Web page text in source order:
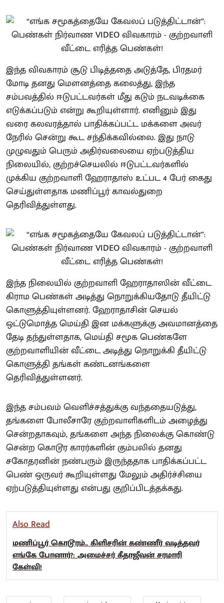
இந்த விவகாரம் சூடு பிடித்ததை அடுத்தே, பிரதமர்
மோடி தனது மெளனத்தை கலைத்து, இந்த
சம்பவத்தில் ஈடுபட்டவர்கள் மீது கடும் நடவடிக்கை
எடுக்கப்படும் என்று கூறியுள்ளார். எனினும் இது
வரை கலவரத்தால் பாதிக்கப்பட்ட மக்களை அவர்
நேரில் சென்று கூட சந்திக்கவில்லை. இது நாடு
முழுவதும் பெரும் அதிர்வலையை ஏற்படுத்திய
நிலையில், குற்றச்செயலில் ஈடுபட்டவர்களில்
முக்கிய குற்றவாளி ஹேராதாஸ் உட்பட 4 பேர் கைது
செய்துள்ளதாக மணிப்பூர் காவல்துறை
தெரிவித்துள்ளது.
இந்த நிலையில் குற்றவாளி ஹேராதாஸின் வீட்டை
கிராம பெண்கள் அடித்து நொறுக்கியதோடு தீயிட்டு
கொளுத்தியுள்ளனர். ஹேராதாசின் செயல்
ஒட்டுமொத்த மெய்தி இன மக்களுக்கு அவமானத்தை
தேடி தந்துள்ளதாக, மெய்தி சமூக பெண்களே
குற்றவாளியின் வீட்டை அடித்து நொறுக்கி தீயிட்டு
கொளுத்தி தங்கள் கண்டனங்களை
தெரிவித்துள்ளனர்.
இந்த சம்பவம் வெளிச்சத்துக்கு வந்ததையடுத்து,
தங்களை போலீசாரே குற்றவாளிகளிடம் அழைத்து
சென்றதாகவும், தங்களை அந்த நிலைக்கு கொண்டு
சென்ற கொடூர காரர்களின் கும்பலில் தனது
சகோதரனின் நண்பரும் இருந்ததாக பாதிக்கப்பட்ட
பெண் ஒருவர் கூறியுள்ளது மேலும் அதிர்ச்சியை
ஏற்படுத்தியுள்ளது என்பது குறிப்பிடத்தக்கது.
Also Read
மணிப்பூர் கொடூரம்.. கிளிசரின் கண்ணீர் வடித்தவர்
எங்கே போனார்?: அமைச்சர் கீதாஜீவன் சரமாரி
கேள்வி!